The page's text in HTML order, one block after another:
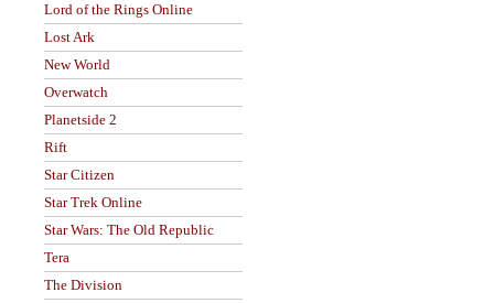
Lord of the Rings Online
Lost Ark
New World
Overwatch
Planetside 2
Rift
Star Citizen
Star Trek Online
Star Wars: The Old Republic
Tera
The Division